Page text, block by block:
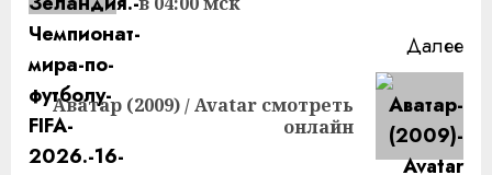
Далее
Следующая
запись:
Аватар (2009) / Avatar смотреть
онлайн